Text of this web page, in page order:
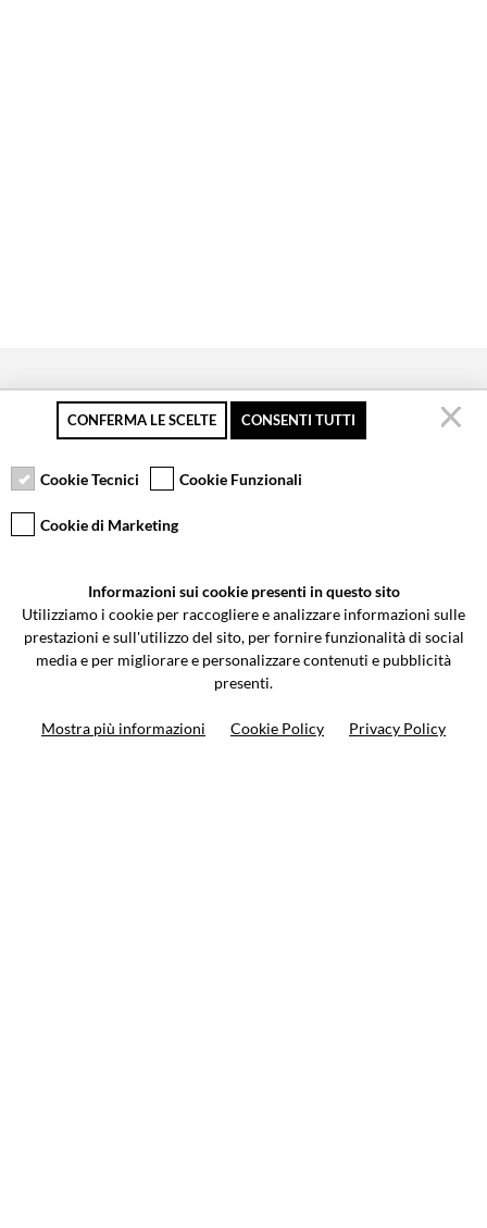
Pagamento sicuro
Resi gratuiti fino a 30
Servizio clienti
Via Galileo Galilei 5 | Verano Brianza (MB) 20843 | ITALY
0362-805407-info@valtermoto.com
CONFERMA LE SCELTE CONSENTI TUTTI
Cookie Tecnici Cookie Funzionali
Cookie di Marketing
Informazioni sui cookie presenti in questo sito
Utilizziamo i cookie per raccogliere e analizzare informazioni sulle
prestazioni e sull'utilizzo del sito, per fornire funzionalità di social
media e per migliorare e personalizzare contenuti e pubblicità
presenti.
Mostra più informazioni Cookie Policy Privacy Policy